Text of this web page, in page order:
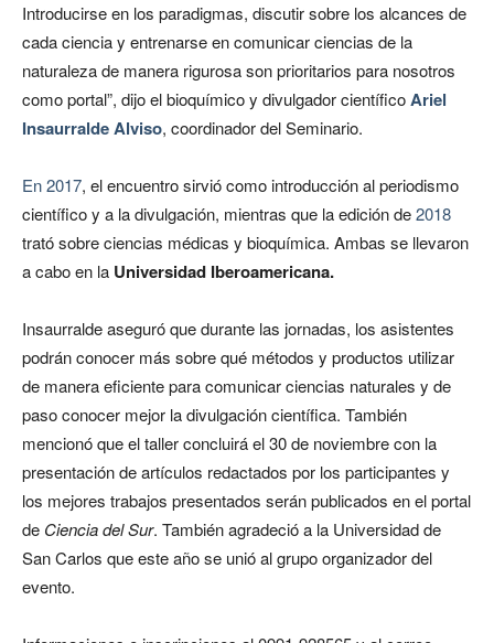
Introducirse en los paradigmas, discutir sobre los alcances de
cada ciencia y entrenarse en comunicar ciencias de la
naturaleza de manera rigurosa son prioritarios para nosotros
como portal”, dijo el bioquímico y divulgador científicoAriel
Insaurralde Alviso, coordinador del Seminario.
En 2017, el encuentro sirvió como introducción al periodismo
científico y a la divulgación, mientras que la edición de2018
trató sobre ciencias médicas y bioquímica. Ambas se llevaron
a cabo en la Universidad Iberoamericana.
Insaurralde aseguró que durante las jornadas, los asistentes
podrán conocer más sobre qué métodos y productos utilizar
de manera eficiente para comunicar ciencias naturales y de
paso conocer mejor la divulgación científica. También
mencionó que el taller concluirá el 30 de noviembre con la
presentación de artículos redactados por los participantes y
los mejores trabajos presentados serán publicados en el portal
de Ciencia del Sur. También agradeció a la Universidad de
San Carlos que este año se unió al grupo organizador del
evento.